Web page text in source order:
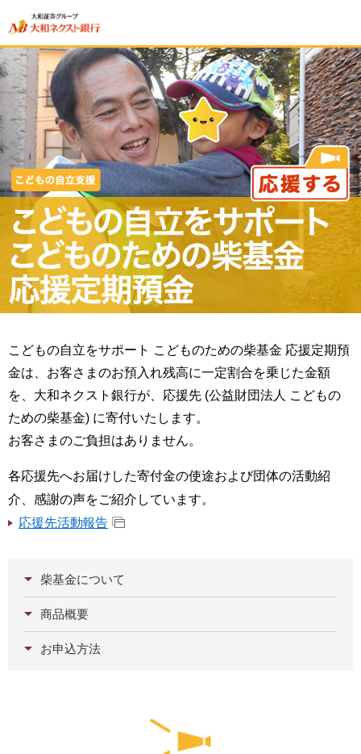
こどもの自立をサポート こどものための柴基金 応援定期預
金は、お客さまのお預入れ残高に一定割合を乗じた金額
を、大和ネクスト銀行が、応援先 (公益財団法人 こどもの
ための柴基金) に寄付いたします。
お客さまのご負担はありません。
各応援先へお届けした寄付金の使途および団体の活動紹
介、感謝の声をご紹介しています。
応援先活動報告
柴基金について
商品概要
お申込方法